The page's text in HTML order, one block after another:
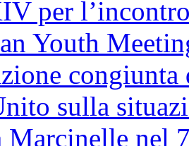
per
Youth
sulla
nel